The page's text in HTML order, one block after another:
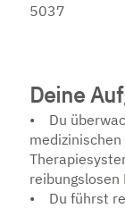
5037
Deine
• Du
• Du führst